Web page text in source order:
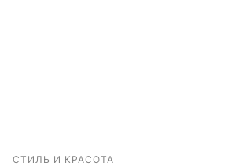
СТИЛЬ И КРАСОТА